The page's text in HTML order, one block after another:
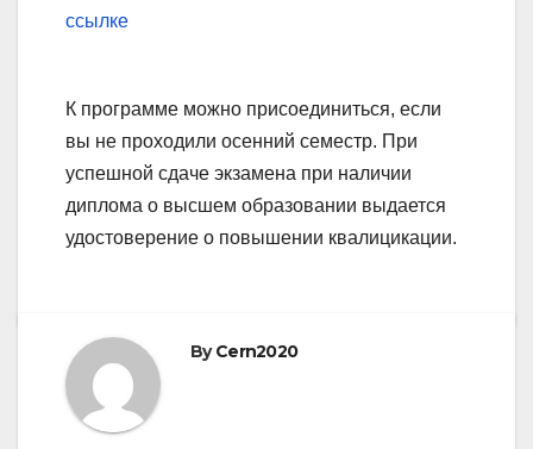
ссылке
К программе можно присоединиться, если
вы не проходили осенний семестр. При
успешной сдаче экзамена при наличии
диплома о высшем образовании выдается
удостоверение о повышении квалицикации.
ByCern2020